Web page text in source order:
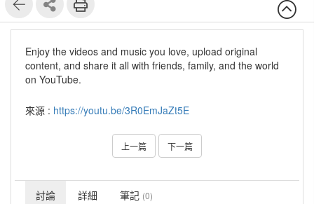
Enjoy the videos and music you love, upload original
content, and share it all with friends, family, and the world
on YouTube.
來源 : https://youtu.be/3R0EmJaZt5E
上一篇 下一篇
討論 詳細 筆記 (0)